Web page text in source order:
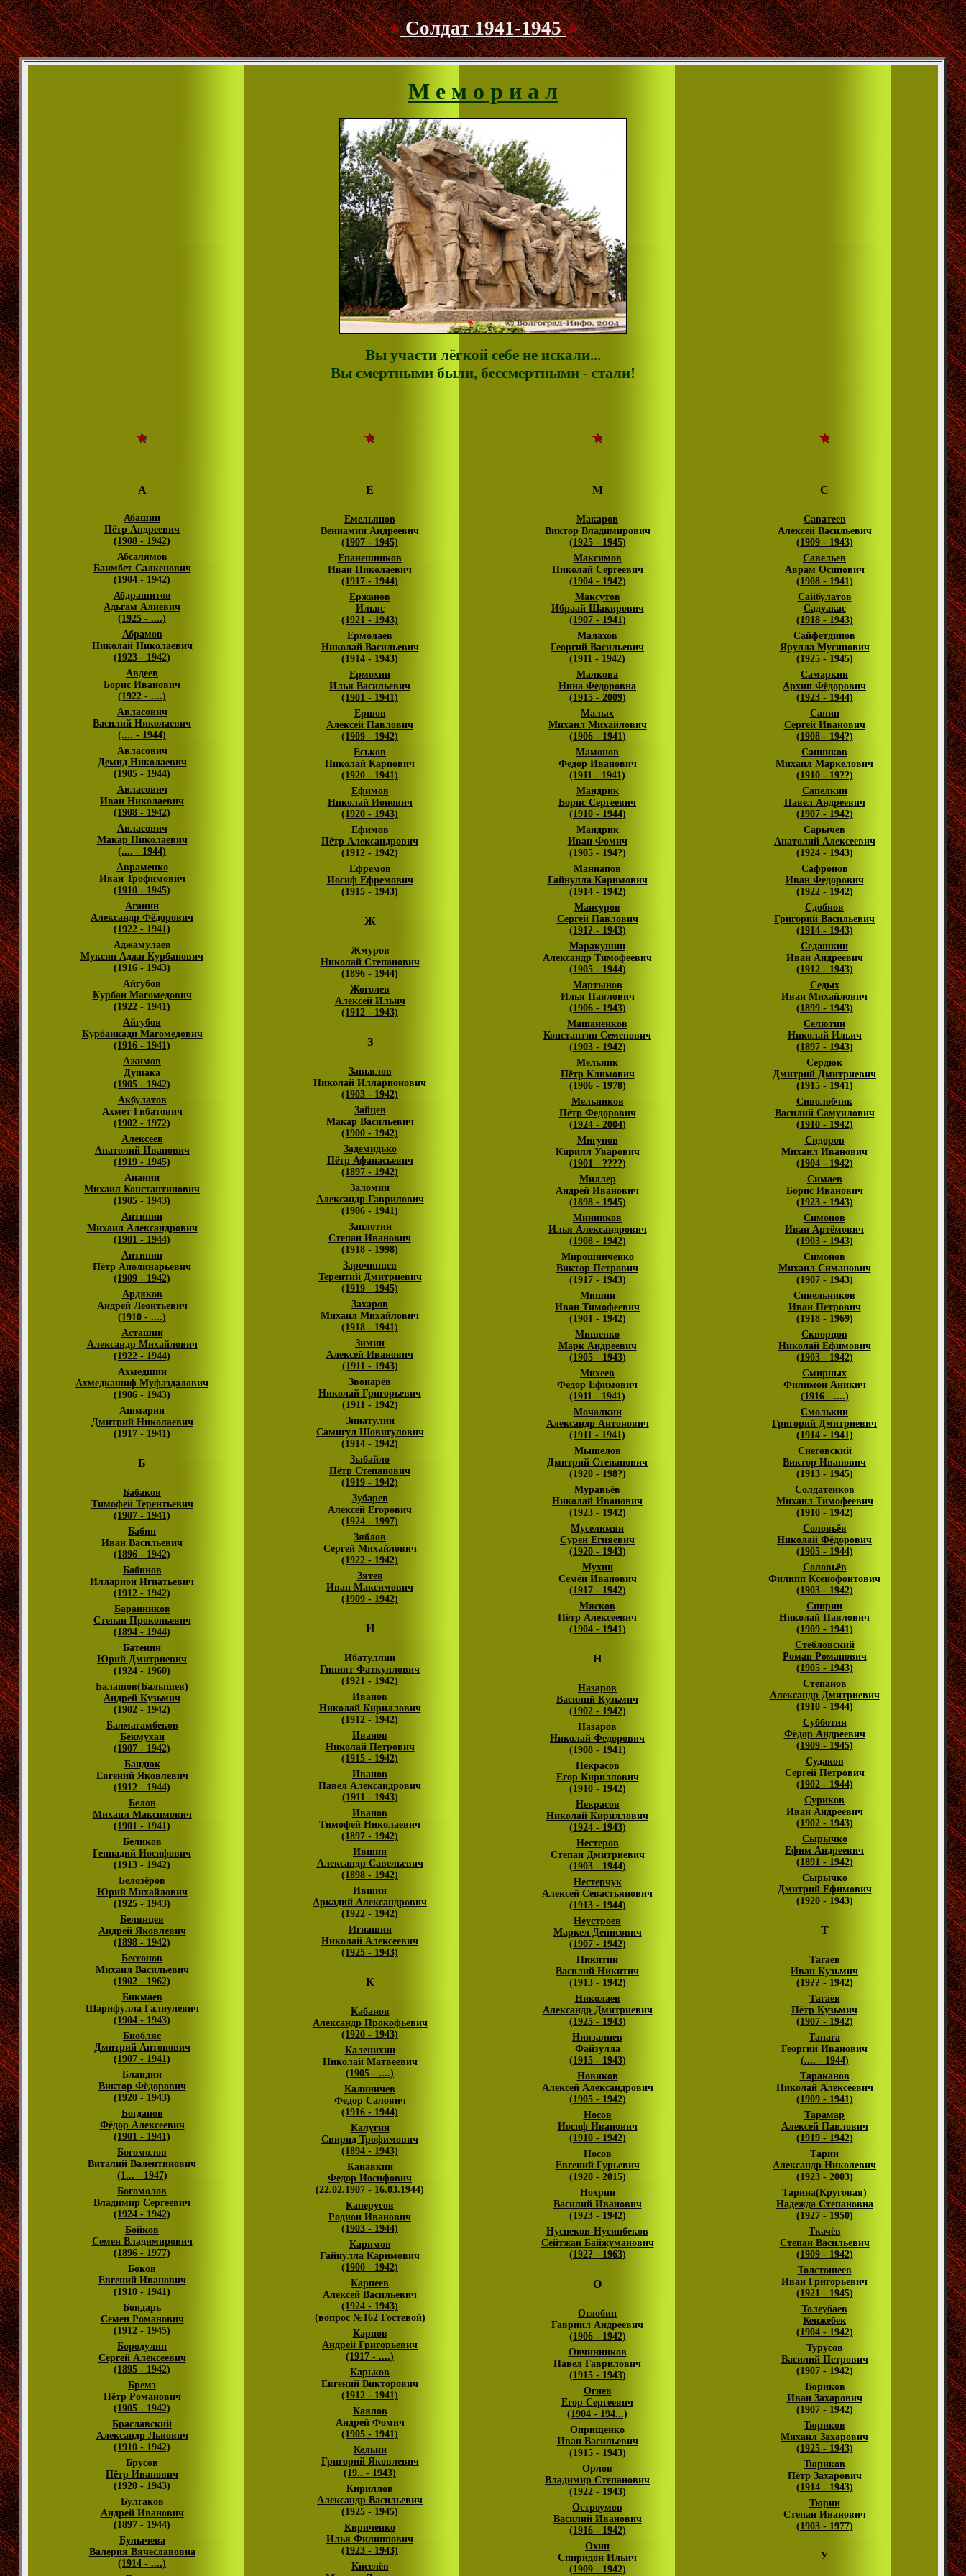
Солдат 1941-1945
М е м о р и а л
Вы участи лёгкой себе не искали...
Вы смертными были, бессмертными - стали!
А
Абашин
Пётр Андреевич
(1908 - 1942)
Абсалямов
Баимбет Салкенович
(1904 - 1942)
Абдрашитов
Адьгам Алиевич
(1925 - ....)
Абрамов
Николай Николаевич
(1923 - 1942)
Авдеев
Борис Иванович
(1922 - ....)
Авласович
Василий Николаевич
(.... - 1944)
Авласович
Демид Николаевич
(1905 - 1944)
Авласович
Иван Николаевич
(1908 - 1942)
Авласович
Макар Николаевич
(.... - 1944)
Авраменко
Иван Трофимович
(1910 - 1945)
Аганин
Александр Фёдорович
(1922 - 1941)
Аджамулаев
Муксин Аджи Курбанович
(1916 - 1943)
Айгубов
Курбан Магомедович
(1922 - 1941)
Айгубов
Курбанкади Магомедович
(1916 - 1941)
Ажимов
Душака
(1905 - 1942)
Акбулатов
Ахмет Гибатович
(1902 - 1972)
Алексеев
Анатолий Иванович
(1919 - 1945)
Ананин
Михаил Константинович
(1905 - 1943)
Антипин
Михаил Александрович
(1901 - 1944)
Антипин
Пётр Аполинарьевич
(1909 - 1942)
Ардяков
Андрей Леонтьевич
(1910 - ....)
Асташин
Александр Михайлович
(1922 - 1944)
Ахмедшин
Ахмедкашиф Муфаздалович
(1906 - 1943)
Ашмарин
Дмитрий Николаевич
(1917 - 1941)
Б
Бабаков
Тимофей Терентьевич
(1907 - 1941)
Бабин
Иван Васильевич
(1896 - 1942)
Бабинов
Илларион Игнатьевич
(1912 - 1942)
Баранников
Степан Прокопьевич
(1894 - 1944)
Батенин
Юрий Дмитриевич
(1924 - 1960)
Балашов(Балышев)
Андрей Кузьмич
(1902 - 1942)
Балмагамбеков
Бекмухан
(1907 - 1942)
Бандюк
Евгений Яковлевич
(1912 - 1944)
Белов
Михаил Максимович
(1901 - 1941)
Беликов
Геннадий Иосифович
(1913 - 1942)
Белозёров
Юрий Михайлович
(1925 - 1943)
Белянцев
Андрей Яковлевич
(1898 - 1942)
Бессонов
Михаил Васильевич
(1902 - 1962)
Бикмаев
Шарифулла Галиулевич
(1904 - 1943)
Биобляс
Дмитрий Антонович
(1907 - 1941)
Бландин
Виктор Фёдорович
(1920 - 1943)
Богданов
Фёдор Алексеевич
(1901 - 1941)
Богомолов
Виталий Валентинович
(1... - 1947)
Богомолов
Владимир Сергеевич
(1924 - 1942)
Бойков
Семен Владимирович
(1896 - 1977)
Боков
Евгений Иванович
(1910 - 1941)
Бондарь
Семен Романович
(1912 - 1945)
Бородулин
Сергей Алексеевич
(1895 - 1942)
Бремз
Пётр Романович
(1905 - 1942)
Браславский
Александр Львович
(1910 - 1942)
Брусов
Пётр Иванович
(1920 - 1943)
Булгаков
Андрей Иванович
(1897 - 1944)
Булычева
Валерия Вячеславовна
(1914 - ....)
Е
Емельянов
Вениамин Андреевич
(1907 - 1945)
Епанешников
Иван Николаевич
(1917 - 1944)
Ержанов
Ильяс
(1921 - 1943)
Ермолаев
Николай Васильевич
(1914 - 1943)
Ермохин
Илья Васильевич
(1901 - 1941)
Ершов
Алексей Павлович
(1909 - 1942)
Еськов
Николай Карпович
(1920 - 1941)
Ефимов
Николай Ионович
(1920 - 1943)
Ефимов
Пётр Александрович
(1912 - 1942)
Ефремов
Иосиф Ефремович
(1915 - 1943)
Ж
Жмуров
Николай Степанович
(1896 - 1944)
Жоголев
Алексей Ильич
(1912 - 1943)
З
Завьялов
Николай Илларионович
(1903 - 1942)
Зайцев
Макар Васильевич
(1900 - 1942)
Задемидько
Пётр Афанасьевич
(1897 - 1942)
Заломин
Александр Гаврилович
(1906 - 1941)
Заплотин
Степан Иванович
(1918 - 1998)
Зарочинцев
Терентий Дмитриевич
(1919 - 1945)
Захаров
Михаил Михайлович
(1918 - 1941)
Зимин
Алексей Иванович
(1911 - 1943)
Звонарёв
Николай Григорьевич
(1911 - 1942)
Зинатулин
Самигул Шовигулович
(1914 - 1942)
Зыбайло
Пётр Степанович
(1919 - 1942)
Зубарев
Алексей Егорович
(1924 - 1997)
Зяблов
Сергей Михайлович
(1922 - 1942)
Зятев
Иван Максимович
(1909 - 1942)
И
Ибатуллин
Гиният Фаткуллович
(1921 - 1942)
Иванов
Николай Кириллович
(1912 - 1942)
Иванов
Николай Петрович
(1915 - 1942)
Иванов
Павел Александрович
(1911 - 1943)
Иванов
Тимофей Николаевич
(1897 - 1942)
Ившин
Александр Савельевич
(1898 - 1942)
Ившин
Аркадий Александрович
(1922 - 1942)
Игнашин
Николай Алексеевич
(1925 - 1943)
К
Кабанов
Александр Прокофьевич
(1920 - 1943)
Каленихин
Николай Матвеевич
(1905 - ....)
Калиничев
Федор Салович
(1916 - 1944)
Калугин
Свирид Трофимович
(1894 - 1943)
Канавкин
Федор Иосифович
(22.02.1907 - 16.03.1944)
Каперусов
Родион Иванович
(1903 - 1944)
Каримов
Гайнулла Каримович
(1900 - 1942)
Карпеев
Алексей Васильевич
(1924 - 1943)
(вопрос №162 Гостевой)
Карпов
Андрей Григорьевич
(1917 - ....)
Карьков
Евгений Викторович
(1912 - 1941)
Каялов
Андрей Фомич
(1905 - 1941)
Кельин
Григорий Яковлевич
(19.. - 1943)
Кириллов
Александр Васильевич
(1925 - 1945)
Кириченко
Илья Филиппович
(1923 - 1943)
Киселёв
М
Макаров
Виктор Владимирович
(1925 - 1945)
Максимов
Николай Сергеевич
(1904 - 1942)
Максутов
Ибраай Шакирович
(1907 - 1941)
Малахов
Георгий Васильевич
(1911 - 1942)
Малкова
Нина Федоровна
(1915 - 2009)
Малых
Михаил Михайлович
(1906 - 1941)
Мамонов
Федор Иванович
(1911 - 1941)
Мандрик
Борис Сергеевич
(1910 - 1944)
Мандрик
Иван Фомич
(1905 - 194?)
Маннапов
Гайнулла Каримович
(1914 - 1942)
Мансуров
Сергей Павлович
(191? - 1943)
Маракушин
Александр Тимофеевич
(1905 - 1944)
Мартынов
Илья Павлович
(1906 - 1943)
Машаненков
Константин Семенович
(1903 - 1942)
Мельник
Пётр Климович
(1906 - 1978)
Мельников
Пётр Федорович
(1924 - 2004)
Мигунов
Кирилл Уварович
(1901 - ????)
Миллер
Андрей Иванович
(1898 - 1945)
Минников
Илья Александрович
(1908 - 1942)
Мирошниченко
Виктор Петрович
(1917 - 1943)
Мишин
Иван Тимофеевич
(1901 - 1942)
Мищенко
Марк Андреевич
(1905 - 1943)
Михеев
Федор Ефимович
(1911 - 1941)
Мочалкин
Александр Антонович
(1911 - 1941)
Мышелов
Дмитрий Степанович
(1920 - 198?)
Муравьёв
Николай Иванович
(1923 - 1942)
Муселимян
Сурен Егияевич
(1920 - 1943)
Мухин
Семён Иванович
(1917 - 1942)
Мясков
Пётр Алексеевич
(1904 - 1941)
Н
Назаров
Василий Кузьмич
(1902 - 1942)
Назаров
Николай Федорович
(1908 - 1941)
Некрасов
Егор Кириллович
(1910 - 1942)
Некрасов
Николай Кириллович
(1924 - 1943)
Нестеров
Степан Дмитриевич
(1903 - 1944)
Нестерчук
Алексей Севастьянович
(1913 - 1944)
Неустроев
Маркел Денисович
(1907 - 1942)
Никитин
Василий Никитич
(1913 - 1942)
Николаев
Александр Дмитриевич
(1925 - 1943)
Ниязалиев
Файзулла
(1915 - 1943)
Новиков
Алексей Александрович
(1905 - 1942)
Носов
Иосиф Иванович
(1910 - 1942)
Носов
Евгений Гурьевич
(1920 - 2015)
Нохрин
Василий Иванович
(1923 - 1942)
Нуспеков-Нусипбеков
Сейтжан Байжуманович
(192? - 1963)
О
Оглобин
Гавриил Андреевич
(1906 - 1942)
Овчинников
Павел Гаврилович
(1915 - 1943)
Огнев
Егор Сергеевич
(1904 - 194...)
Оприщенко
Иван Васильевич
(1915 - 1943)
Орлов
Владимир Степанович
(1922 - 1943)
Остроумов
Василий Иванович
(1916 - 1942)
Охин
Спиридон Ильич
(1909 - 1942)
С
Саватеев
Алексей Васильевич
(1909 - 1943)
Савельев
Аврам Осипович
(1908 - 1941)
Сайбулатов
Садуакас
(1918 - 1943)
Сайфетдинов
Ярулла Мусинович
(1925 - 1945)
Самаркин
Архип Фёдорович
(1923 - 1944)
Санин
Сергей Иванович
(1908 - 194?)
Санников
Михаил Маркелович
(1910 - 19??)
Сапелкин
Павел Андреевич
(1907 - 1942)
Сарычев
Анатолий Алексеевич
(1924 - 1943)
Сафронов
Иван Федорович
(1922 - 1942)
Сдобнов
Григорий Васильевич
(1914 - 1943)
Седашкин
Иван Андреевич
(1912 - 1943)
Седых
Иван Михайлович
(1899 - 1943)
Селютин
Николай Ильич
(1897 - 1943)
Сердюк
Дмитрий Дмитриевич
(1915 - 1941)
Сиволобчик
Василий Самуилович
(1910 - 1942)
Сидоров
Михаил Иванович
(1904 - 1942)
Симаев
Борис Иванович
(1923 - 1943)
Симонов
Иван Артёмович
(1903 - 1943)
Симонов
Михаил Симанович
(1907 - 1943)
Синельников
Иван Петрович
(1918 - 1969)
Скворцов
Николай Ефимович
(1903 - 1942)
Смирных
Филимон Аникич
(1916 - ....)
Смолькин
Григорий Дмитриевич
(1914 - 1941)
Снеговский
Виктор Иванович
(1913 - 1945)
Солдатенков
Михаил Тимофеевич
(1910 - 1942)
Соловьёв
Николай Фёдорович
(1905 - 1944)
Соловьёв
Филипп Ксенофонтович
(1903 - 1942)
Спирин
Николай Павлович
(1909 - 1941)
Стебловский
Роман Романович
(1905 - 1943)
Степанов
Александр Дмитриевич
(1910 - 1944)
Субботин
Фёдор Андреевич
(1909 - 1945)
Судаков
Сергей Петрович
(1902 - 1944)
Суриков
Иван Андреевич
(1902 - 1943)
Сырычко
Ефим Андреевич
(1891 - 1942)
Сырычко
Дмитрий Ефимович
(1920 - 1943)
Т
Тагаев
Иван Кузьмич
(19?? - 1942)
Тагаев
Пётр Кузьмич
(1907 - 1942)
Танага
Георгий Иванович
(.... - 1944)
Тараканов
Николай Алексеевич
(1909 - 1941)
Тарамар
Алексей Павлович
(1919 - 1942)
Тарин
Александр Николевич
(1923 - 2003)
Тарина(Круговая)
Надежда Степановна
(1927 - 1950)
Ткачёв
Степан Васильевич
(1909 - 1942)
Толстошеев
Иван Григорьевич
(1921 - 1945)
Толеубаев
Кенжебек
(1904 - 1942)
Турусов
Василий Петрович
(1907 - 1942)
Тюриков
Иван Захарович
(1907 - 1942)
Тюриков
Михаил Захарович
(1925 - 1943)
Тюриков
Пётр Захарович
(1914 - 1943)
Тюрин
Степан Иванович
(1903 - 1977)
У